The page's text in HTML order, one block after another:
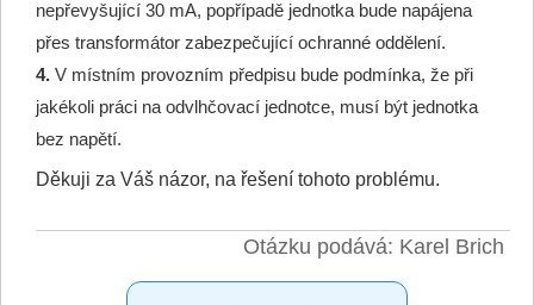
nepřevyšující 30 mA, popřípadě jednotka bude napájena
přes transformátor zabezpečující ochranné oddělení.
4.V místním provozním předpisu bude podmínka, že při
jakékoli práci na odvlhčovací jednotce, musí být jednotka
bez napětí.
Děkuji za Váš názor, na řešení tohoto problému.
Otázku podává: Karel Brich